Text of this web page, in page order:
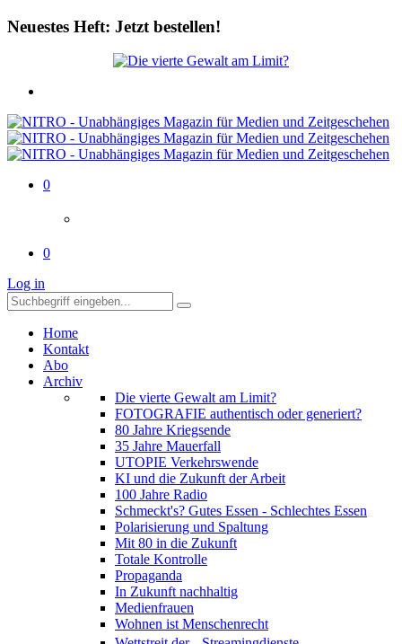
Neuestes Heft: Jetzt bestellen!
0
0
Log in
Home
Kontakt
Abo
Archiv
Die vierte Gewalt am Limit?
FOTOGRAFIE authentisch oder generiert?
80 Jahre Kriegsende
35 Jahre Mauerfall
UTOPIE Verkehrswende
KI und die Zukunft der Arbeit
100 Jahre Radio
Schmeckt's? Gutes Essen - Schlechtes Essen
Polarisierung und Spaltung
Mit 80 in die Zukunft
Totale Kontrolle
Propaganda
In Zukunft nachhaltig
Medienfrauen
Wohnen ist Menschenrecht